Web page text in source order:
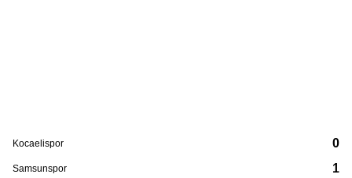
Kocaelispor
Samsunspor
0
1